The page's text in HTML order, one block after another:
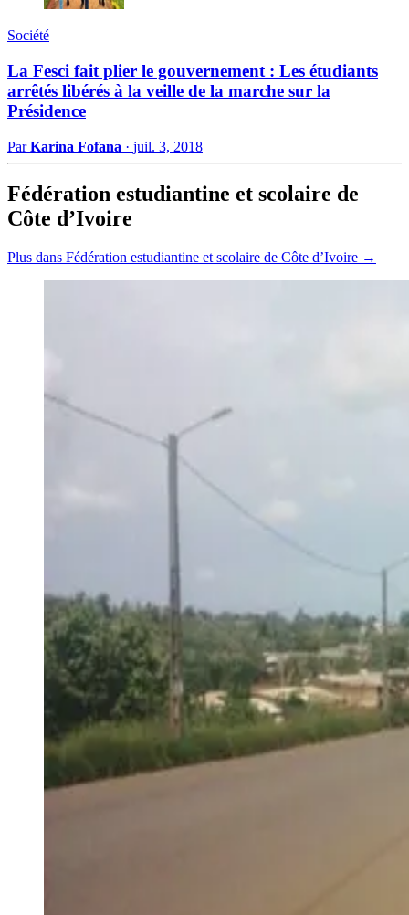
Société
La Fesci fait plier le gouvernement : Les étudiants
arrêtés libérés à la veille de la marche sur la
Présidence
ParKarina Fofana · juil. 3, 2018
Fédération estudiantine et scolaire de
Côte d’Ivoire
Plus dans Fédération estudiantine et scolaire de Côte d’Ivoire →